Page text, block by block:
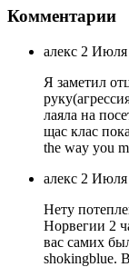
Комментарии
алекс 2 Июля
Я заметил
лаяла на
щас клас
the way you
алекс 2 Июля
Нету
Норвегии 2
вас самих
shokingblue.